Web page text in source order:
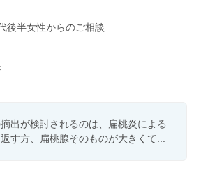
後半女性からのご相談
出が検討されるのは、扁桃炎による
す方、扁桃腺そのものが大きくて...